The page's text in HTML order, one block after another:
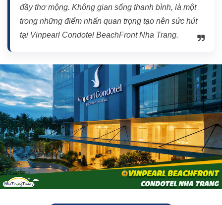
đầy thơ mộng. Không gian sống thanh bình, là một
trong những điểm nhấn quan trọng tạo nên sức hút
tại Vinpearl Condotel BeachFront Nha Trang.